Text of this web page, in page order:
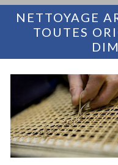
NETTOYAGE
TOUTES